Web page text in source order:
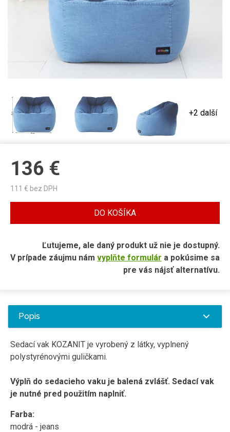
+2 další
136 €
111 € bez DPH
DO KOŠÍKA
Ľutujeme, ale daný produkt už nie je dostupný.
V prípade záujmu nám vyplňte formulár a pokúsime sa
pre vás nájsť alternatívu.
Popis
Sedací vak KOZANIT je vyrobený z látky, vyplnený
polystyrénovými guličkami.
Výplň do sedacieho vaku je balená zvlášť. Sedací vak
je nutné pred použitím naplniť.
Farba:
modrá - jeans